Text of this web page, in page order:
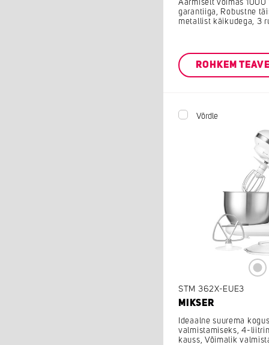
Äärmiselt võimas
garantiiga, Robustne
metallist käikudega, 3
ROHKEM
Võrdle
STM 362X-EUE3
MIKSER
Ideaalne suurema
valmistamiseks, 4-
kauss, Võimalik